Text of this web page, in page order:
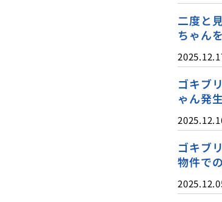
二度と
ちゃん
ゴキブ
ゃん発
ゴキブ
物件で